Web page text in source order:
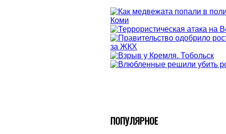
ПОПУЛЯРНОЕ